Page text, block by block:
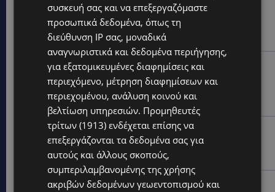
ΜΑΡΙΑ ΜΑΡΚΟΥ «ΠΙΚΚΟΥΑ: Τον κατέγραψε η κάμερα να
μπαίνει στο σπίτι της –Έλειπε στο εξωτερικό
εκπροσωπώντας την Κύπρο: «Αύριο μπορεί να είναι
κάποιος που...
CALENDAR
ΑΠΟ ΤΗΝ ΚΥΠΡΟ ΣΤΟ ΛΟΝΔΙΝΟ ΚΑΙ ΤΟ ΕΔΙΜΒΟΥΡΓΟ: Η
Στέλλα Παπά γράφει τη δική της σελίδα στη διεθνή
εικαστική σκηνή
UPDATES
ΦΩΤΟ: Αγνοείται 51χρονος – Έκκληση της
Αστυνομίας για τον εντοπισμό του
UPDATES
συσκευή σας και να επεξεργαζόμαστε
προσωπικά δεδομένα, όπως τη
διεύθυνση IP σας, μοναδικά
αναγνωριστικά και δεδομένα περιήγησης,
για εξατομικευμένες διαφημίσεις και
περιεχόμενο, μέτρηση διαφημίσεων και
περιεχομένου, ανάλυση κοινού και
βελτίωση υπηρεσιών. Προμηθευτές
τρίτων (1913) ενδέχεται επίσης να
επεξεργάζονται τα δεδομένα σας για
αυτούς και άλλους σκοπούς,
συμπεριλαμβανομένης της χρήσης
ακριβών δεδομένων γεωεντοπισμού και